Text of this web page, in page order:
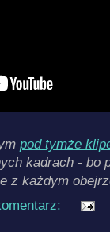
pod tymże
kadrach - bo
z każdym